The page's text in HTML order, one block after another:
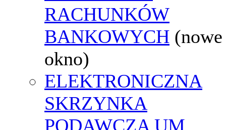
RACHUNKÓW
BANKOWYCH (nowe
okno)
ELEKTRONICZNA
SKRZYNKA
PODAWCZA UM